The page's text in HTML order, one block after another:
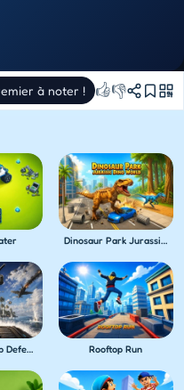
à noter ! 👍👎
Dinosaur Park Jurassic Dino World
Air Assault Ship Defense Rooftop Run